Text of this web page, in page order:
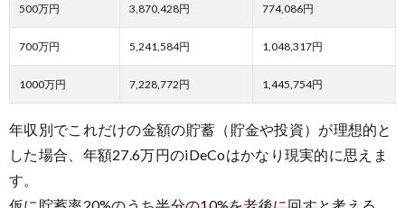
500万円 3,870,428円 774,086円
700万円 5,241,584円 1,048,317円
1000万円 7,228,772円 1,445,754円
年収別でこれだけの金額の貯蓄（貯金や投資）が理想的と
した場合、年額27.6万円のiDeCoはかなり現実的に思えま
す。
仮に貯蓄率20%のうち半分の10%を老後に回すと考える